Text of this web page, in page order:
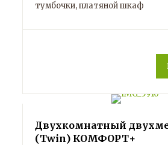
тумбочки, платяной шкаф
Двухкомнатный
(Twin) КОМФОРТ+